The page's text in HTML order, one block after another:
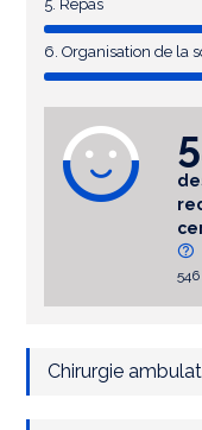
5. Repas
6. Organisation de la
Chirurgie